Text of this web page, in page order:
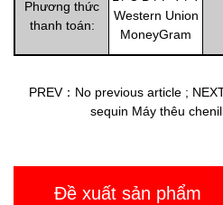
Phương thức
thanh toán:
Western Union
MoneyGram
PREV：No previous article;
sequin Máy thêu
Đề xuất sản phẩm